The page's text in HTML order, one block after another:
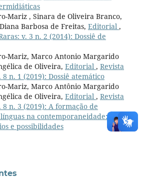
Mariz , Sinara de Oliveira Branco,
Barbosa de Freitas, Editorial ,
v. 3 n. 2 (2014): Dossiê de
Mariz, Marco Antonio Margarido
de Oliveira, Editorial , Revista
n. 1 (2019): Dossiê atemático
Mariz, Marco Antônio Margarido
de Oliveira, Editorial , Revista
8 n. 3 (2019): A formação de
na contemporaneidade:
e possibilidades